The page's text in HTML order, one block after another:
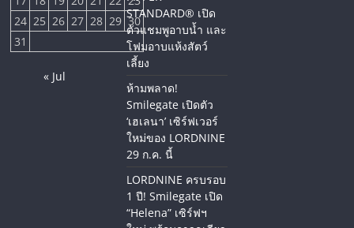
24 25 26 27 28 29 30
31
« Jul
STANDARD® เปิด
ตัวแชมพูอาบน้ำ และ
โฟมอาบแห้งสัตว์
เลี้ยง
ห้ามพลาด!
Smilegate เปิดตัว
‘เฮเลนา’ เซิร์ฟเวอร์
ใหม่ของ LORDNINE
29 ก.ค. นี้
LORDNINE ครบรอบ
1 ปี! Smilegate เปิด
“Helena” เซิร์ฟฯ